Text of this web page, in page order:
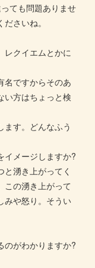
ても問題ありませ
さいね。
レクイエムとかに
名ですからそのあ
い方はちょっと検
ます。どんなふう
イメージしますか?
湧き上がってく
この湧き上がって
みや怒り。そうい
のがわかりますか?